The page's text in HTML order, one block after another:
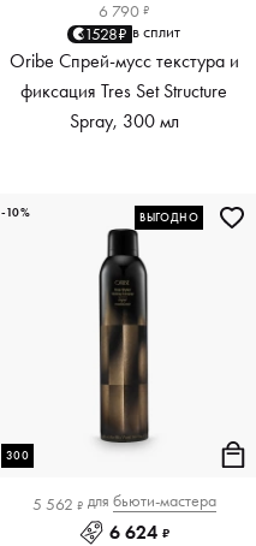
6 790 ₽
1528₽ в сплит
Oribe Спрей-мусс текстура и
фиксация Tres Set Structure
Spray, 300 мл
300
ВЫГОДНО
5 562 ₽ для бьюти-мастера
6 624 ₽
-10%